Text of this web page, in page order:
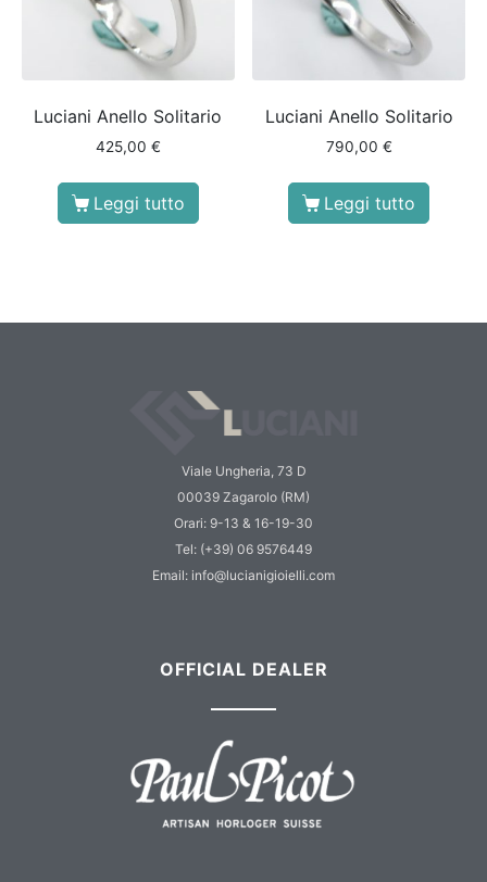
Luciani Anello Solitario
425,00 €
Leggi tutto
Luciani Anello Solitario
790,00 €
Leggi tutto
Viale Ungheria, 73 D
00039 Zagarolo (RM)
Orari: 9-13 & 16-19-30
Tel: (+39) 06 9576449
Email: info@lucianigioielli.com
OFFICIAL DEALER